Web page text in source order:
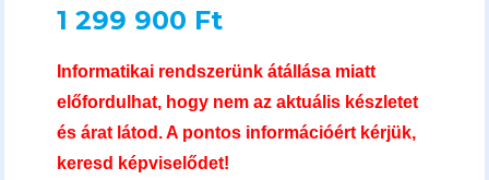
1 299 900 Ft
Informatikai rendszerünk átállása miatt
előfordulhat, hogy nem az aktuális készletet
és árat látod. A pontos információért kérjük,
keresd képviselődet!